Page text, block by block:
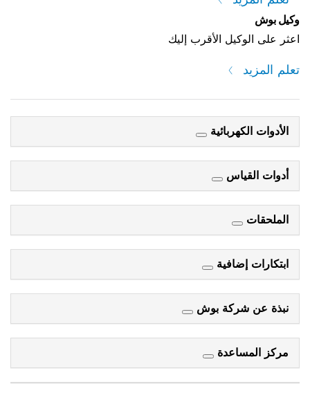
وكيل بوش
اعثر على الوكيل الأقرب إليك
تعلم المزيد
الأدوات الكهربائية
أدوات القياس
الملحقات
ابتكارات إضافية
نبذة عن شركة بوش
مركز المساعدة